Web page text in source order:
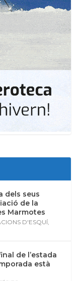
dels seus
de la
Marmotes
D'ESQUÍ,
de l’estada
està